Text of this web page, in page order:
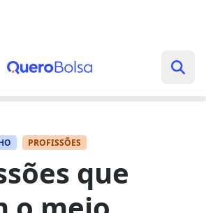
PROFISSÕES
que